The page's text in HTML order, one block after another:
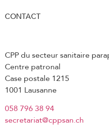
CONTACT
CPP du secteur sanitaire
Centre patronal
Case postale 1215
1001 Lausanne
058 796 38 94
secretariat@cppsan.ch